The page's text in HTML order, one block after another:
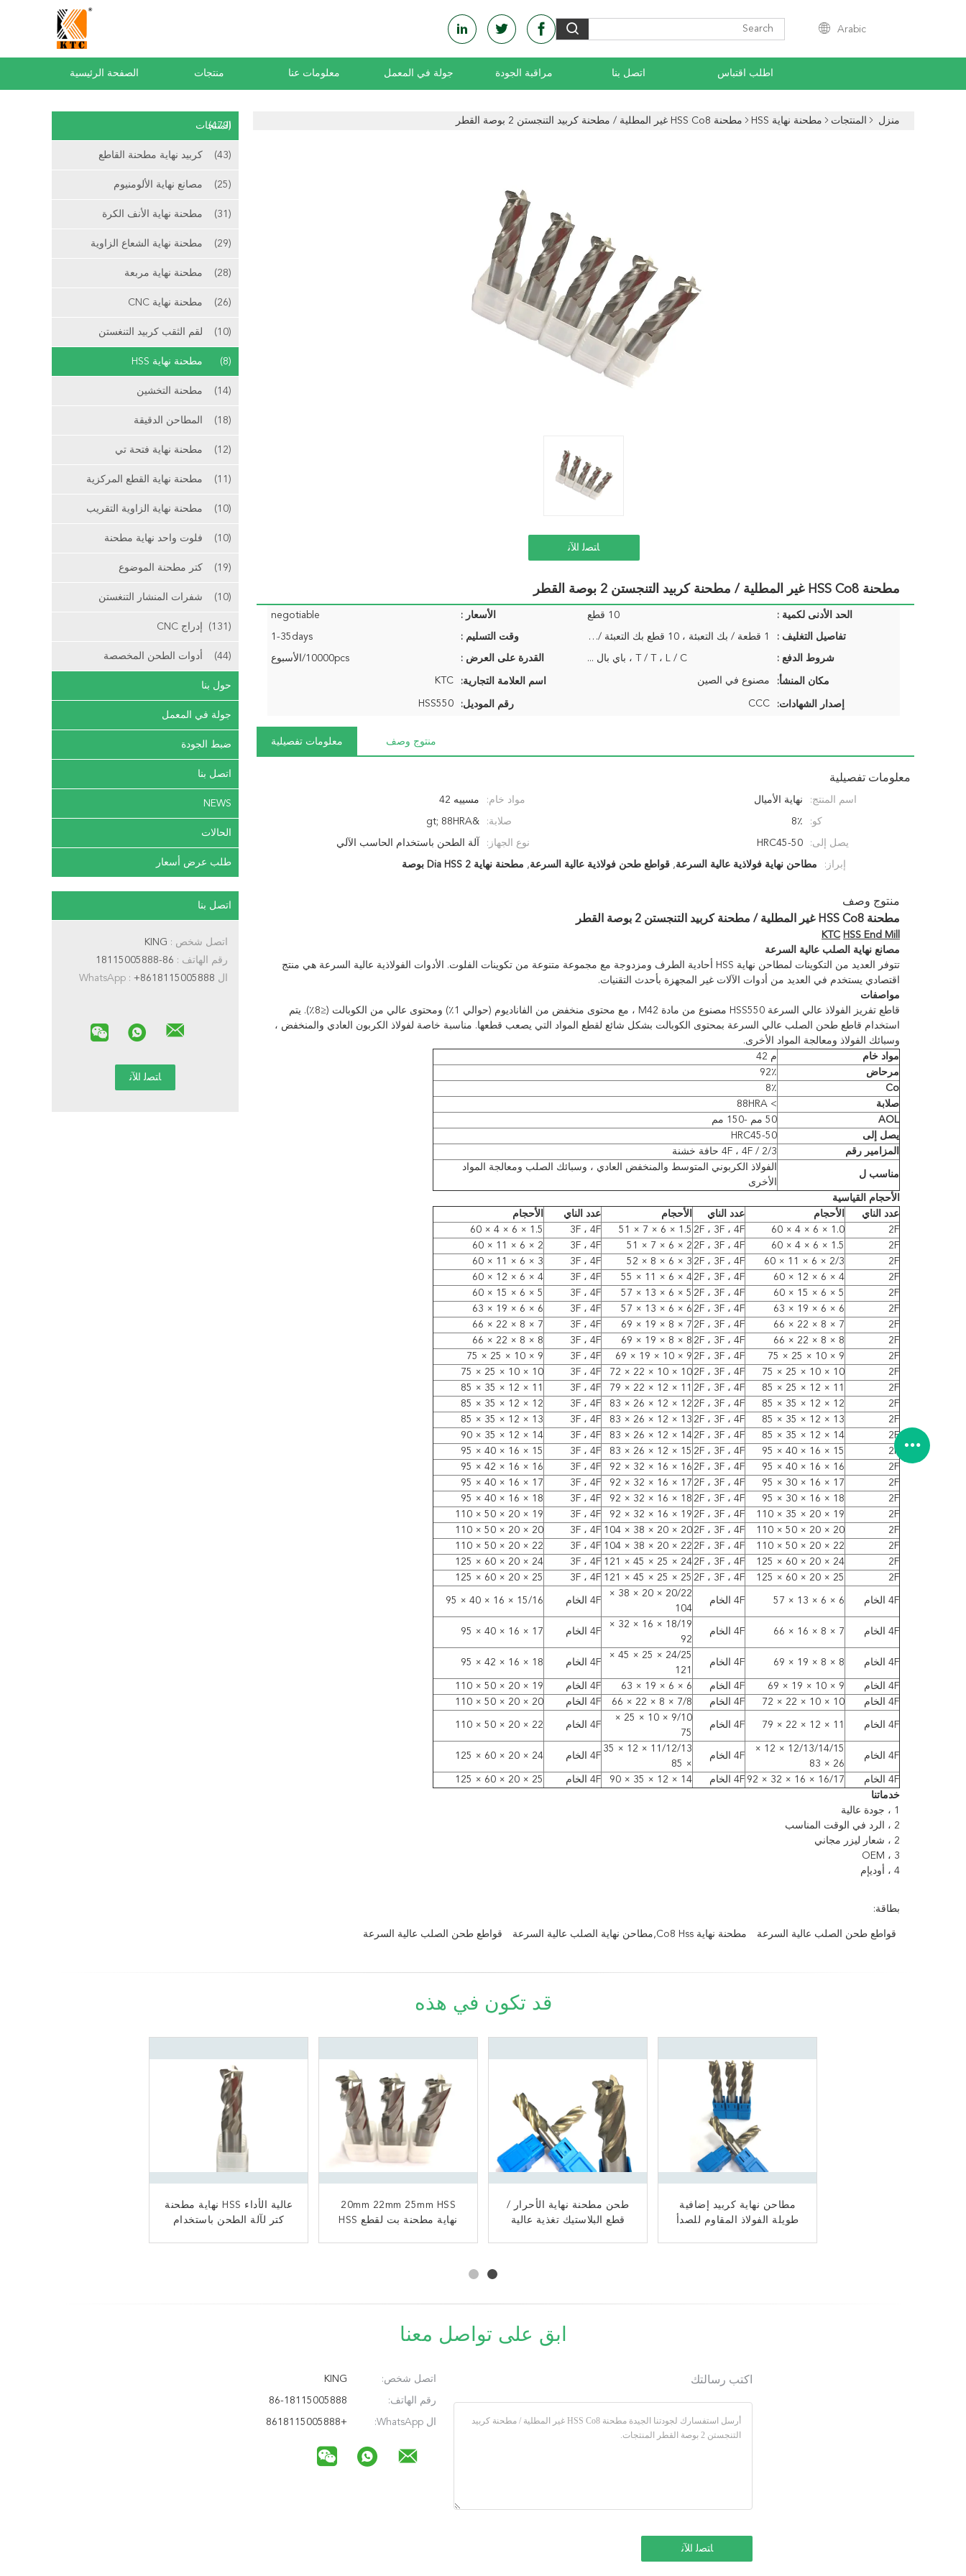
Arabic
الصفحة الرئيسية منتجات معلومات عنا جولة في المعمل مراقبة الجودة اتصل بنا اطلب اقتباس
المنتجات(479)
كربيد نهاية مطحنة القاطع (43)
مصانع نهاية الألومنيوم (25)
مطحنة نهاية الأنف الكرة (31)
مطحنة نهاية الشعاع الزاوية (29)
مطحنة نهاية مربعة (28)
مطحنة نهاية CNC (26)
لقم الثقب كربيد التنغستن (10)
مطحنة نهاية HSS (8)
مطحنة التخشين (14)
المطاحن الدقيقة (18)
مطحنة نهاية فتحة تي (12)
مطحنة نهاية القطع المركزية (11)
مطحنة نهاية الزاوية التقريب (10)
فلوت واحد نهاية مطحنة (10)
كتر مطحنة الموضوع (19)
شفرات المنشار التنغستن (10)
إدراج CNC (131)
أدوات الطحن المخصصة (44)
حول بنا
جولة في المعمل
ضبط الجودة
اتصل بنا
NEWS
الحالات
طلب عرض أسعار
اتصل بنا
اتصل شخص :
رقم الهاتف :
ال WhatsApp : +8618115005888
منزل المنتجات مطحنة نهاية HSS مطحنة HSS Co8 غير المطلية / مطحنة كربيد التنجستن 2 بوصة القطر
ﺎﺘﺼﻟ ﺍﻶﻧ
مطحنة HSS Co8 غير المطلية / مطحنة كربيد التنجستن 2 بوصة القطر
الحد الأدنى لكمية : 10 قطع الأسعار : negotiable
تفاصيل التغليف : 1 قطعة / بك التعبئة ، 10 قطع بك التعبئة / حزمة ... وقت التسليم : 1-35days
شروط الدفع : T / T ، L / C ، باي بال ... القدرة على العرض : 10000pcs/الأسبوع
مكان المنشأ: مصنوع في الصين اسم العلامة التجارية: KTC
إصدار الشهادات: CCC رقم الموديل: HSS550
معلومات تفصيلية منتوج وصف
معلومات تفصيلية
اسم المنتج: نهاية الأميال مواد خام: مسييه 42
كو: 8٪ صلابة: &gt; 88HRA
يصل إلى: HRC45-50 نوع الجهاز: آلة الطحن باستخدام الحاسب الآلي
إبراز: مطاحن نهاية فولاذية عالية السرعة, قواطع طحن فولاذية عالية السرعة, مطحنة نهاية Dia HSS 2 بوصة
منتوج وصف
مطحنة HSS Co8 غير المطلية / مطحنة كربيد التنجستن 2 بوصة القطر
KTC HSS End Mill
مصانع نهاية الصلب عالية السرعة
تتوفر العديد من التكوينات لمطاحن نهاية HSS أحادية الطرف ومزدوجة مع مجموعة متنوعة من تكوينات الفلوت.
الأدوات الفولاذية عالية السرعة هي منتج
اقتصادي يستخدم في العديد من أدوات الآلات غير المجهزة بأحدث التقنيات.
مواصفات
قاطع تفريز الفولاذ عالي السرعة HSS550 مصنوع من مادة M42 ، مع محتوى منخفض من الفاناديوم (حوالي 1٪) ومحتوى عالي من الكوبالت (≤8٪). يتم
استخدام قاطع طحن الصلب عالي السرعة بمحتوى الكوبالت بشكل شائع لقطع المواد التي يصعب قطعها. مناسبة خاصة لفولاذ الكربون العادي والمنخفض ،
وسبائك الفولاذ ومعالجة المواد الأخرى.
مواد خام
م 42
مرحاض
92٪
Co
8٪
صلابة
> 88HRA
AOL
50 مم -150 مم
يصل إلى
HRC45-50
المزامير رقم
2/3 / 4F ، 4F حافة خشنة
مناسب ل
الفولاذ الكربوني المتوسط ​​والمنخفض العادي ، وسبائك الصلب ومعالجة المواد
الأخرى
الأحجام القياسية
عدد الناي
الأحجام عدد الناي الأحجام عدد الناي
الأحجام
2F
1.0 × 6 × 4 × 60 2F ، 3F ، 4F 1.5 × 6 × 7 × 51 3F ، 4F
1.5 × 6 × 4 × 60
2F
1.5 × 6 × 4 × 60 2F ، 3F ، 4F 2 × 6 × 7 × 51 3F ، 4F
2 × 6 × 11 × 60
2F
2/3 × 6 × 11 × 60 2F ، 3F ، 4F 3 × 6 × 8 × 52 3F ، 4F
3 × 6 × 11 × 60
2F
4 × 6 × 12 × 60 2F ، 3F ، 4F 4 × 6 × 11 × 55 3F ، 4F
4 × 6 × 12 × 60
2F
5 × 6 × 15 × 60 2F ، 3F ، 4F 5 × 6 × 13 × 57 3F ، 4F
5 × 6 × 15 × 60
2F
6 × 6 × 19 × 63 2F ، 3F ، 4F 6 × 6 × 13 × 57 3F ، 4F
6 × 6 × 19 × 63
2F
7 × 8 × 22 × 66 2F ، 3F ، 4F 7 × 8 × 19 × 69 3F ، 4F
7 × 8 × 22 × 66
2F
8 × 8 × 22 × 66 2F ، 3F ، 4F 8 × 8 × 19 × 69 3F ، 4F
8 × 8 × 22 × 66
2F
9 × 10 × 25 × 75 2F ، 3F ، 4F 9 × 10 × 19 × 69 3F ، 4F
9 × 10 × 25 × 75
2F
10 × 10 × 25 × 75 2F ، 3F ، 4F 10 × 10 × 22 × 72 3F ، 4F
10 × 10 × 25 × 75
2F
11 × 12 × 25 × 85 2F ، 3F ، 4F 11 × 12 × 22 × 79 3F ، 4F
11 × 12 × 35 × 85
2F
12 × 12 × 35 × 85 2F ، 3F ، 4F 12 × 12 × 26 × 83 3F ، 4F
12 × 12 × 35 × 85
2F
13 × 12 × 35 × 85 2F ، 3F ، 4F 13 × 12 × 26 × 83 3F ، 4F
13 × 12 × 35 × 85
2F
14 × 12 × 35 × 85 2F ، 3F ، 4F 14 × 12 × 26 × 83 3F ، 4F
14 × 12 × 35 × 90
2F
15 × 16 × 40 × 95 2F ، 3F ، 4F 15 × 12 × 26 × 83 3F ، 4F
15 × 16 × 40 × 95
2F
16 × 16 × 40 × 95 2F ، 3F ، 4F 16 × 16 × 32 × 92 3F ، 4F
16 × 16 × 42 × 95
2F
17 × 16 × 30 × 95 2F ، 3F ، 4F 17 × 16 × 32 × 92 3F ، 4F
17 × 16 × 40 × 95
2F
18 × 16 × 30 × 95 2F ، 3F ، 4F 18 × 16 × 32 × 92 3F ، 4F
18 × 16 × 40 × 95
2F
19 × 20 × 35 × 110 2F ، 3F ، 4F 19 × 16 × 32 × 92 3F ، 4F
19 × 20 × 50 × 110
2F
20 × 20 × 50 × 110 2F ، 3F ، 4F 20 × 20 × 38 × 104 3F ، 4F
20 × 20 × 50 × 110
2F
22 × 20 × 50 × 110 2F ، 3F ، 4F 22 × 20 × 38 × 104 3F ، 4F
22 × 20 × 50 × 110
2F
24 × 20 × 60 × 125 2F ، 3F ، 4F 24 × 25 × 45 × 121 3F ، 4F
24 × 20 × 60 × 125
2F
25 × 20 × 60 × 125 2F ، 3F ، 4F 25 × 25 × 45 × 121 3F ، 4F 25 × 20 × 60 × 125
4F الخام 6 × 6 × 13 × 57 4F الخام
20/22 × 20 × 38 ×
104
4F الخام 15/16 × 16 × 40 × 95
4F الخام 7 × 8 × 16 × 66 4F الخام
18/19 × 16 × 32 ×
92
4F الخام 17 × 16 × 40 × 95
4F الخام 8 × 8 × 19 × 69 4F الخام
24/25 × 25 × 45 ×
121
4F الخام 18 × 16 × 42 × 95
4F الخام 9 × 10 × 19 × 69 4F الخام 6 × 6 × 19 × 63 4F الخام
19 × 20 × 50 × 110
4F الخام
10 × 10 × 22 × 72 4F الخام 7/8 × 8 × 22 × 66 4F الخام 20 × 20 × 50 × 110
4F الخام 11 × 12 × 22 × 79 4F الخام
9/10 × 10 × 25 ×
75
4F الخام 22 × 20 × 50 × 110
4F الخام
12/13/14/15 × 12 ×
26 × 83
4F الخام
11/12/13 × 12 × 35
× 85
4F الخام 24 × 20 × 60 × 125
4F الخام 16/17 × 16 × 32 × 92 4F الخام 14 × 12 × 35 × 90 4F الخام
25 × 20 × 60 × 125
خدماتنا
1 ، جودة عالية
2 ، الرد في الوقت المناسب
2 ، شعار ليزر مجاني
3 ، OEM
4 ، أوديإم
بطاقة:
قواطع طحن الصلب عالية السرعة مطحنة نهاية Co8 Hss,مطاحن نهاية الصلب عالية السرعة قواطع طحن الصلب عالية السرعة
قد تكون في هذه
عالية الأداء HSS نهاية مطحنة
كتر لآلة الطحن باستخدام
20mm 22mm 25mm HSS
نهاية مطحنة بت لقطع HSS
طحن مطحنة نهاية الأحرار /
قطع البلاستيك تغذية عالية
مطاحن نهاية كربيد إضافية
طويلة الفولاذ المقاوم للصدأ
TC طلاء HSS نهاية مطحنة
أدوات القطع / مصانع معدنية
2 الناي 3 الناي TiSiN طلاء
بت مطحنة نهاية كربيد القطع
قواطع طحن فولاذية عالية
السرعة لا طلاء مواد التصنيع
ابق على تواصل معنا
اتصل شخص:
رقم الهاتف:
ال WhatsApp: +8618115005888
اكتب رسالتك